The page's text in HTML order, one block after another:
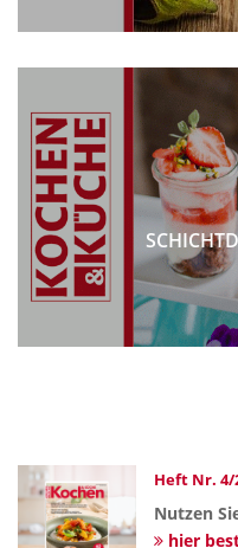
Heft Nr. 4/
Nutzen
hier